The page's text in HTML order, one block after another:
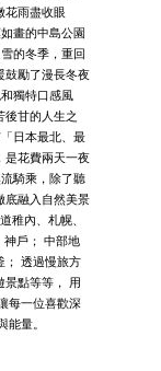
花雨盡收眼
畫的中島公園
的冬季，重回
鼓勵了漫長冬夜
獨特口感風
後甘的人生之
日本最北、最
是花費兩天一夜
騎乘，除了聽
底融入自然美景
稚內、札幌、
神戶； 中部地
； 透過慢旅方
景點等等， 用
每一位喜歡深
能量。